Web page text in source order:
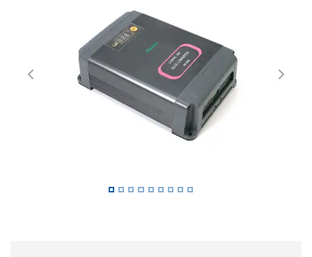
Previous Next